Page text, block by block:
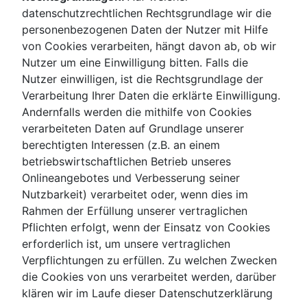
datenschutzrechtlichen Rechtsgrundlage wir die
personenbezogenen Daten der Nutzer mit Hilfe
von Cookies verarbeiten, hängt davon ab, ob wir
Nutzer um eine Einwilligung bitten. Falls die
Nutzer einwilligen, ist die Rechtsgrundlage der
Verarbeitung Ihrer Daten die erklärte Einwilligung.
Andernfalls werden die mithilfe von Cookies
verarbeiteten Daten auf Grundlage unserer
berechtigten Interessen (z.B. an einem
betriebswirtschaftlichen Betrieb unseres
Onlineangebotes und Verbesserung seiner
Nutzbarkeit) verarbeitet oder, wenn dies im
Rahmen der Erfüllung unserer vertraglichen
Pflichten erfolgt, wenn der Einsatz von Cookies
erforderlich ist, um unsere vertraglichen
Verpflichtungen zu erfüllen. Zu welchen Zwecken
die Cookies von uns verarbeitet werden, darüber
klären wir im Laufe dieser Datenschutzerklärung